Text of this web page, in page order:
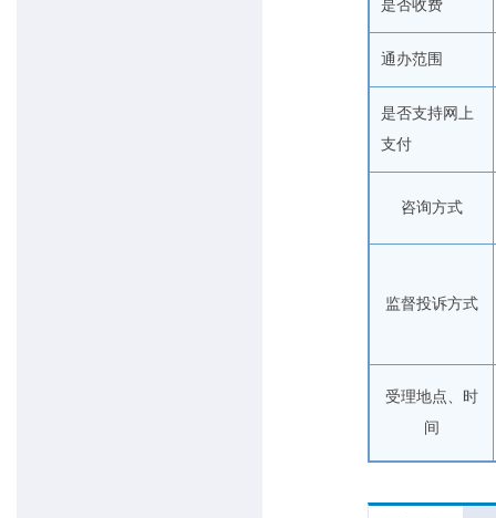
是否收费
通办范围
是否支持网上
支付
咨询方式
监督投诉方式
受理地点、时
间